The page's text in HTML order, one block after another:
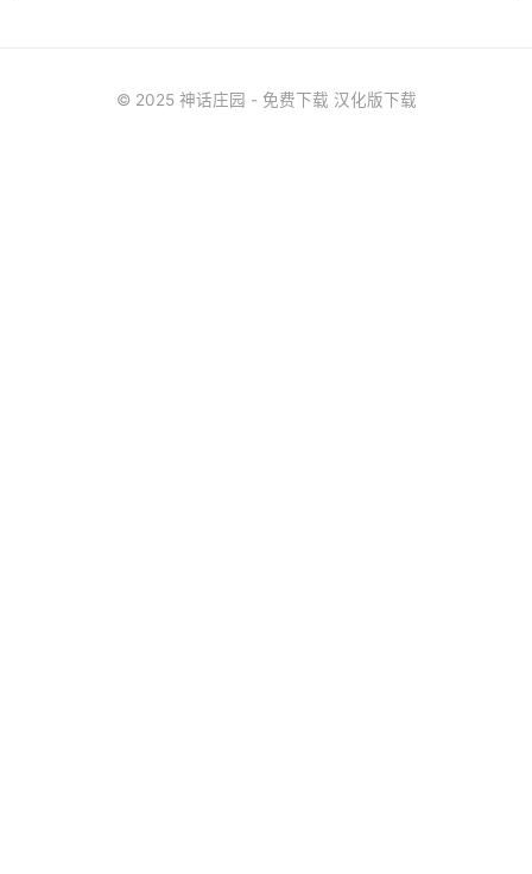
© 2025 神话庄园 - 免费下载 汉化版下载